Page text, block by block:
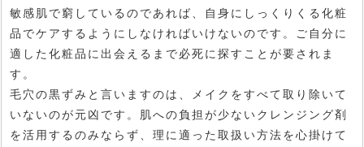
敏感肌で窮しているのであれば、自身にしっくりくる化粧
品でケアするようにしなければいけないのです。ご自分に
適した化粧品に出会えるまで必死に探すことが要されま
す。
毛穴の黒ずみと言いますのは、メイクをすべて取り除いて
いないのが元凶です。肌への負担が少ないクレンジング剤
を活用するのみならず、理に適った取扱い方法を心掛けて